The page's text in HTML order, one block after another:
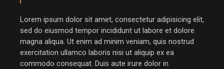
Lorem ipsum dolor sit amet, consectetur adipisicing elit,
sed do eiusmod tempor incididunt ut labore et dolore
magna aliqua. Ut enim ad minim veniam, quis nostrud
exercitation ullamco laboris nisi ut aliquip ex ea
commodo consequat. Duis aute irure dolor in